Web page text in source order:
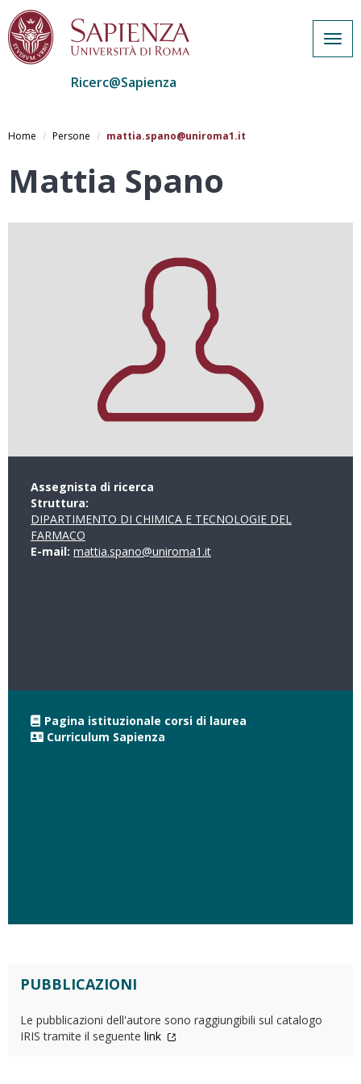
al
Ricerc@Sapienza
Home Persone mattia.spano@uniroma1.it
Mattia Spano
Assegnista di ricerca
Struttura:
DIPARTIMENTO DI CHIMICA E TECNOLOGIE DEL
FARMACO
E-mail: mattia.spano@uniroma1.it
Pagina istituzionale corsi di laurea
Curriculum Sapienza
PUBBLICAZIONI
Le pubblicazioni dell'autore sono raggiungibili sul catalogo
IRIS tramite il seguente link